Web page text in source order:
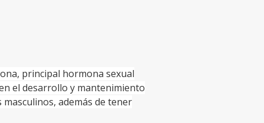
principal hormona sexual
el desarrollo y mantenimiento
además de tener